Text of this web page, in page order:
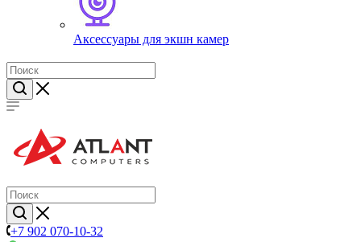
Аксессуары для экшн камер
+7 902 070-10-32